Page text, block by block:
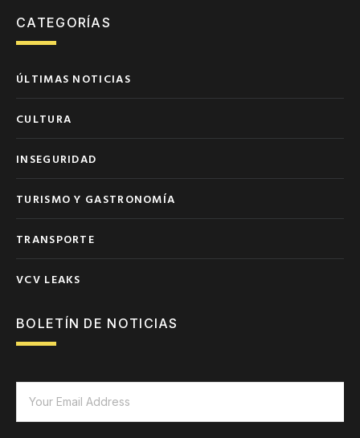
CATEGORÍAS
ÚLTIMAS NOTICIAS
CULTURA
INSEGURIDAD
TURISMO Y GASTRONOMÍA
TRANSPORTE
VCV LEAKS
BOLETÍN DE NOTICIAS